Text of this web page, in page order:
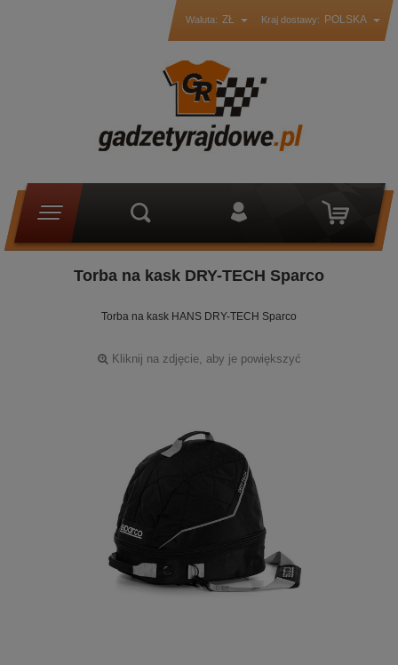
Waluta: ZŁ Kraj dostawy: POLSKA
Torba na kask DRY-TECH Sparco
Torba na kask HANS DRY-TECH Sparco
Kliknij na zdjęcie, aby je powiększyć